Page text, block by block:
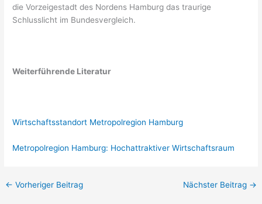
die Vorzeigestadt des Nordens Hamburg das traurige
Schlusslicht im Bundesvergleich.
Weiterführende Literatur
Wirtschaftsstandort Metropolregion Hamburg
Metropolregion Hamburg: Hochattraktiver Wirtschaftsraum
← Vorheriger Beitrag Nächster Beitrag →